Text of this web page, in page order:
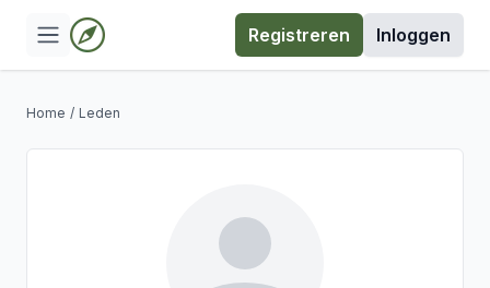
Registreren Inloggen
Home / Leden